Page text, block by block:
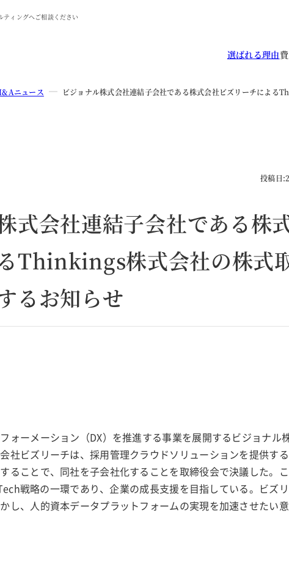
ィングへご相談ください
選ばれる理由
ニュース ビジョナル株式会社連結子会社である株式会社ビズリーチによ
投稿日:
式会社連結子会社である株
Thinkings株式会社の株式
るお知らせ
ォーメーション（DX）を推進する事業を展開するビジョナル
社ビズリーチは、採用管理クラウドソリューションを提供す
することで、同社を子会社化することを取締役会で決議した。
戦略の一環であり、企業の成長支援を目指している。ビズ
し、人的資本データプラットフォームの実現を加速させたい意